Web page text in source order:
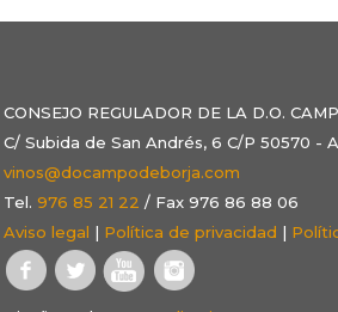
CONSEJO REGULADOR DE LA D.O.
C/ Subida de San Andrés, 6 C/P 50570 -
vinos@docampodeborja.com
Tel.976 85 21 22 / Fax 976 86 88 06
Aviso legal | Política de privacidad |